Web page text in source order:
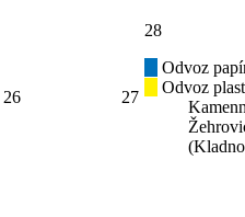
26 27
28
Odvoz
Odvoz